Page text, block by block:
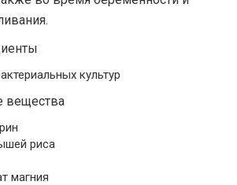
культур
вещества
риса
магния